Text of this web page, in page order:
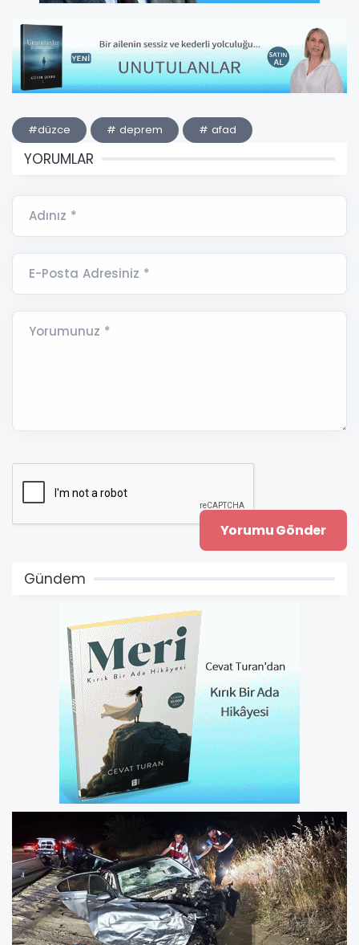
#düzce # deprem # afad
YORUMLAR
Adınız *
E-Posta Adresiniz *
Yorumunuz *
Gündem